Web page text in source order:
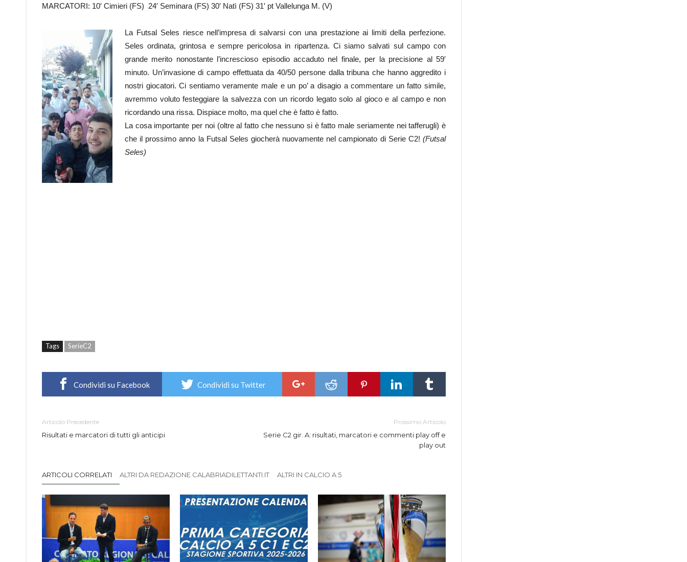
MARCATORI: 10′ Cimieri (FS) 24′ Seminara (FS) 30′ Natì (FS) 31′ pt Vallelunga M. (V)
La Futsal Seles riesce nell’impresa di salvarsi con una prestazione ai limiti della perfezione.
Seles ordinata, grintosa e sempre pericolosa in ripartenza. Ci siamo salvati sul campo con
grande merito nonostante l’increscioso episodio accaduto nel finale, per la precisione al 59′
minuto. Un’invasione di campo effettuata da 40/50 persone dalla tribuna che hanno aggredito i
nostri giocatori. Ci sentiamo veramente male e un po’ a disagio a commentare un fatto simile,
avremmo voluto festeggiare la salvezza con un ricordo legato solo al gioco e al campo e non
ricordando una rissa. Dispiace molto, ma quel che è fatto è fatto.
La cosa importante per noi (oltre al fatto che nessuno si è fatto male seriamente nei tafferugli) è
che il prossimo anno la Futsal Seles giocherà nuovamente nel campionato di Serie C2! (Futsal
Seles)
Tags SerieC2
Condividi su Facebook Condividi su Twitter
Articolo Precedente
Risultati e marcatori di tutti gli anticipi
Prossimo Articolo
Serie C2 gir. A: risultati, marcatori e commenti play off e
play out
ARTICOLI CORRELATI ALTRI DA REDAZIONE CALABRIADILETTANTI.IT ALTRI IN CALCIO A 5